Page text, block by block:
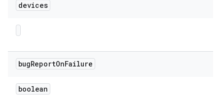
devices
bugReportOnFailure
boolean